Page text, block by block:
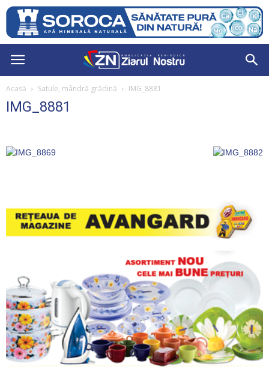
Acasă Satule, mândră grădină IMG_8881
IMG_8881